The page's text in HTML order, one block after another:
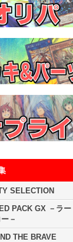
SELECTION
PACK GX －ラー
－
THE BRAVE